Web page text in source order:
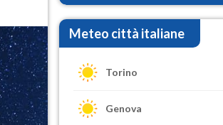
Meteo città italiane
Torino
Genova